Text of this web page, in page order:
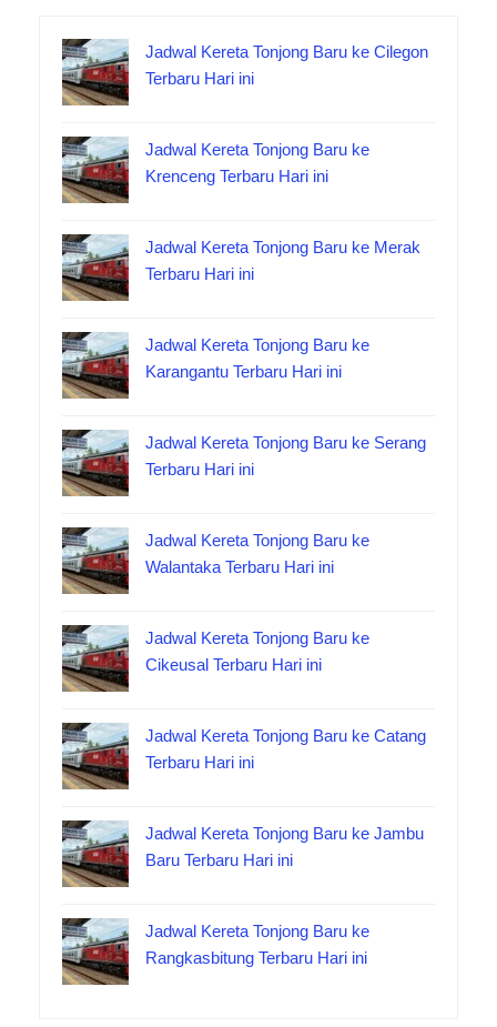
Jadwal Kereta Tonjong Baru ke Cilegon
Terbaru Hari ini
Jadwal Kereta Tonjong Baru ke
Krenceng Terbaru Hari ini
Jadwal Kereta Tonjong Baru ke Merak
Terbaru Hari ini
Jadwal Kereta Tonjong Baru ke
Karangantu Terbaru Hari ini
Jadwal Kereta Tonjong Baru ke Serang
Terbaru Hari ini
Jadwal Kereta Tonjong Baru ke
Walantaka Terbaru Hari ini
Jadwal Kereta Tonjong Baru ke
Cikeusal Terbaru Hari ini
Jadwal Kereta Tonjong Baru ke Catang
Terbaru Hari ini
Jadwal Kereta Tonjong Baru ke Jambu
Baru Terbaru Hari ini
Jadwal Kereta Tonjong Baru ke
Rangkasbitung Terbaru Hari ini